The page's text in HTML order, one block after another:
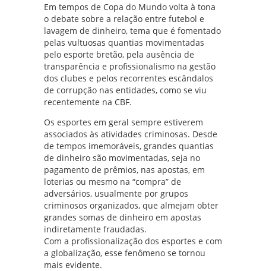
Em tempos de Copa do Mundo volta à tona
o debate sobre a relação entre futebol e
lavagem de dinheiro, tema que é fomentado
pelas vultuosas quantias movimentadas
pelo esporte bretão, pela ausência de
transparência e profissionalismo na gestão
dos clubes e pelos recorrentes escândalos
de corrupção nas entidades, como se viu
recentemente na CBF.
Os esportes em geral sempre estiverem
associados às atividades criminosas. Desde
de tempos imemoráveis, grandes quantias
de dinheiro são movimentadas, seja no
pagamento de prêmios, nas apostas, em
loterias ou mesmo na “compra” de
adversários, usualmente por grupos
criminosos organizados, que almejam obter
grandes somas de dinheiro em apostas
indiretamente fraudadas.
Com a profissionalização dos esportes e com
a globalização, esse fenômeno se tornou
mais evidente.